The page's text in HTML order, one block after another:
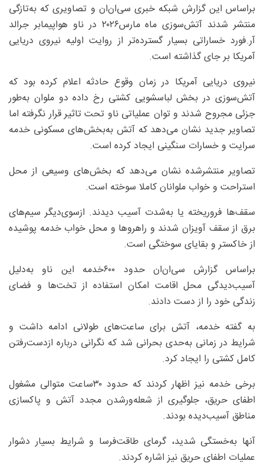
براساس این گزارش شبکه خبری سی‌ان‌ان و تصاویری که به‌تازگی
منتشر شدند آتش‌سوزی ماه مارس۲۰۲۶ در ناو هواپیمابر جرالد
آر.فورد خساراتی بسیار گسترده‌تر از روایت اولیه نیروی دریایی
آمریکا بر جای گذاشته است.
نیروی دریایی آمریکا در زمان وقوع حادثه اعلام کرده بود که
آتش‌سوزی در بخش لباسشویی کشتی رخ داده دو ملوان به‌طور
جزئی مجروح شدند و توان عملیاتی ناو تحت تاثیر قرار نگرفته اما
تصاویر جدید نشان می‌دهد که آتش به‌بخش‌های مسکونی خدمه
سرایت و خسارات سنگینی ایجاد کرده است.
تصاویر منتشرشده نشان می‌دهد که بخش‌های وسیعی از محل
استراحت و خواب ملوانان کاملا سوخته‌ است.
سقف‌ها فروریخته یا به‌شدت آسیب دیدند. ازسوی‌دیگر سیم‌های
برق از سقف آویزان شدند و راهروها و محل خواب خدمه پوشیده
از خاکستر و بقایای سوختگی است.
براساس گزارش سی‌ان‌ان حدود ۶۰۰خدمه این ناو به‌دلیل
آسیب‌دیدگی محل اقامت امکان استفاده از تخت‌ها و فضای
زندگی‌ خود را از دست دادند.
به گفته خدمه، آتش برای ساعت‌های طولانی ادامه داشت و
شرایط در زمانی به‌حدی بحرانی شد که نگرانی درباره ازدست‌رفتن
کامل کشتی را ایجاد کرد.
برخی خدمه نیز اظهار کردند که حدود ۳۰ساعت متوالی مشغول
اطفای حریق، جلوگیری از شعله‌ور‌شدن مجدد آتش و پاکسازی
مناطق آسیب‌دیده بودند.
آنها به‌خستگی شدید، گرمای طاقت‌فرسا و شرایط بسیار دشوار
عملیات اطفای حریق نیز اشاره کردند.